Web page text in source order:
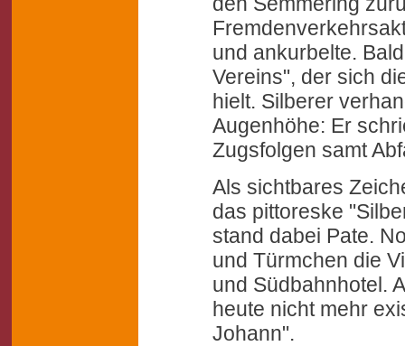
und ankurbelte.
Vereins", der sich
hielt. Silberer
Augenhöhe: Er
Zugsfolgen samt
Als sichtbares
das pittoreske
stand dabei Pate.
und Türmchen die
und Südbahnhotel.
heute nicht mehr
Johann".